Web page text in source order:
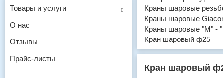
Краны шаровые
Краны шаровые
Краны шаровые "М" -
Кран шаровый ф25
Кран шаровый
Товары и услуги
О нас
Отзывы
Прайс-листы